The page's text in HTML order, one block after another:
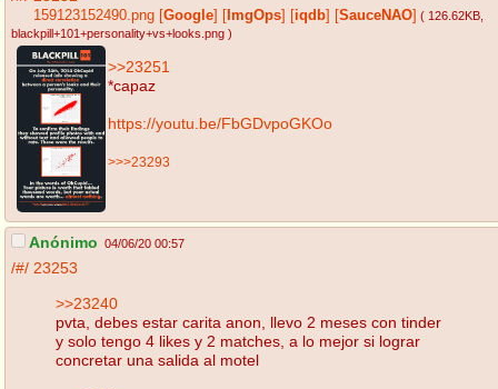
159123152490.png Google ImgOps iqdb SauceNAO ( 126.62KB
blackpill+101+personality+vs+looks.png )
>>23251
*capaz
https://youtu.be/FbGDvpoGKOo
>>>23293
Anónimo 04/06/20 00:57
/#/ 23253
>>23240
pvta, debes estar carita anon, llevo 2 meses con tinder
y solo tengo 4 likes y 2 matches, a lo mejor si lograr
concretar una salida al motel